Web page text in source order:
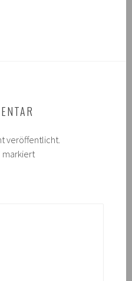
veröffentlicht.
markiert